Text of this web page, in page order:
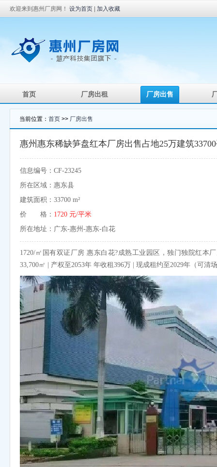
欢迎来到惠州厂房网！ 设为首页 加入收藏
首页 厂房出租 厂房出售
当前位置： 首页 >> 厂房出售
惠州惠东稀缺笋盘红本厂房出售占地25万建筑
信息编号：CF-23245
所在区域：惠东县
建筑面积：33700 m²
价 格： 1720 元/平米
所在地址：广东-惠州-惠东-白花
1720/㎡国有双证厂房 惠东白花?成熟工业园区，独门独院红本
33,700㎡ | 产权至2053年 年收租396万 | 现成租约至2029年（可清